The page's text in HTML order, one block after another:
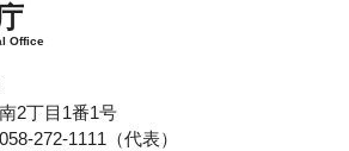
Office
2丁目1番1号
272-1111（代表）